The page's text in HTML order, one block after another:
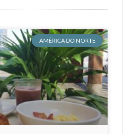
AMÉRICA DO NORTE